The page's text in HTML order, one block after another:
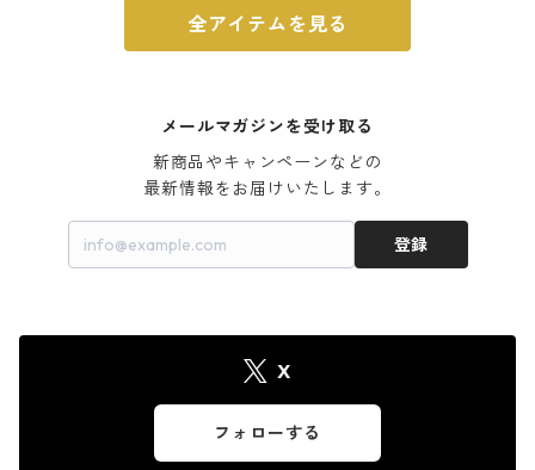
全アイテムを見る
メールマガジンを受け取る
新商品やキャンペーンなどの
最新情報をお届けいたします。
登録
X
フォローする